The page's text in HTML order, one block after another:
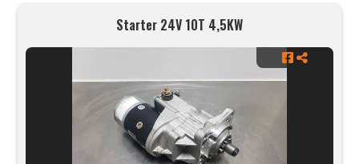
Starter 24V 10T 4,5KW